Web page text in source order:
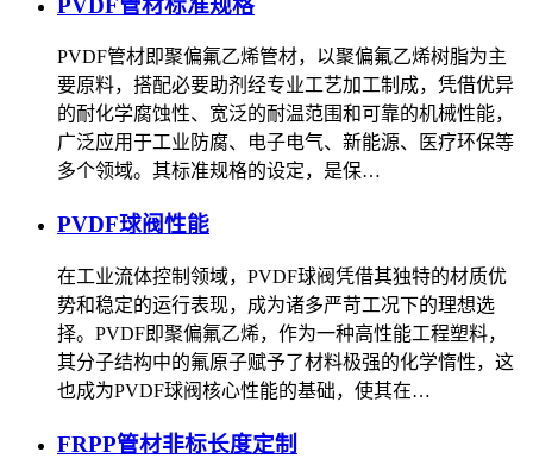
PVDF管材标准规格
PVDF管材即聚偏氟乙烯管材，以聚偏氟乙烯树脂为主
要原料，搭配必要助剂经专业工艺加工制成，凭借优异
的耐化学腐蚀性、宽泛的耐温范围和可靠的机械性能，
广泛应用于工业防腐、电子电气、新能源、医疗环保等
多个领域。其标准规格的设定，是保…
PVDF球阀性能
在工业流体控制领域，PVDF球阀凭借其独特的材质优
势和稳定的运行表现，成为诸多严苛工况下的理想选
择。PVDF即聚偏氟乙烯，作为一种高性能工程塑料，
其分子结构中的氟原子赋予了材料极强的化学惰性，这
也成为PVDF球阀核心性能的基础，使其在…
FRPP管材非标长度定制